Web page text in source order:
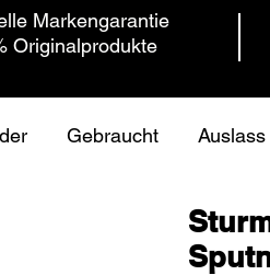
Originalprodukte
Markengarantie
Gebraucht Auslass